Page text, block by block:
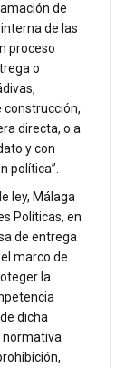
de
de las
proceso
o
construcción,
directa, o a
y con
política”.
ley, Málaga
Políticas, en
de entrega
marco de
la
dicha
normativa